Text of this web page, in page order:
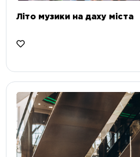
Літо музики на даху міста